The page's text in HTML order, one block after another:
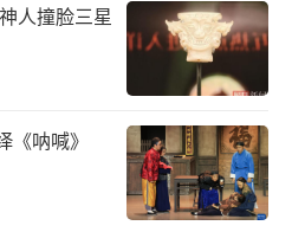
之以恒，以增强体质。
打太极拳，中青年可跑
日要注意劳逸结合，早
；还要学会保持良好的
积郁之情，培养乐观豁
人撞脸三星
呐喊》